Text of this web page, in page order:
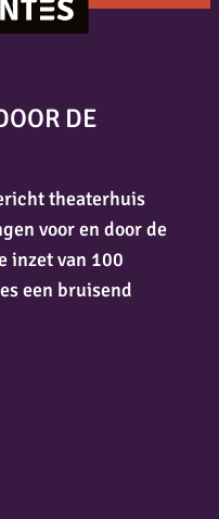
DE
theaterhuis
voor en door de
inzet van 100
een bruisend